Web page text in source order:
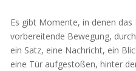
Es gibt Momente, in denen das
vorbereitende Bewegung,
ein Satz, eine Nachricht, ein
eine Tür aufgestoßen, hinter